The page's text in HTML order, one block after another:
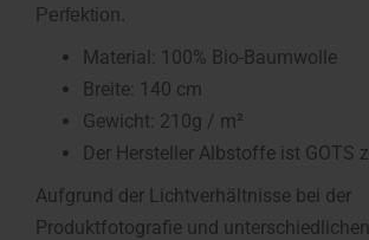
Perfektion.
Material: 100% Bio-Baumwolle
Breite: 140 cm
Gewicht: 210g / m²
Der Hersteller Albstoffe ist GOTS
Aufgrund der Lichtverhältnisse bei der
Produktfotografie und unterschiedlichen